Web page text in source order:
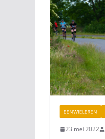
EENWIELEREN
23 mei 2022